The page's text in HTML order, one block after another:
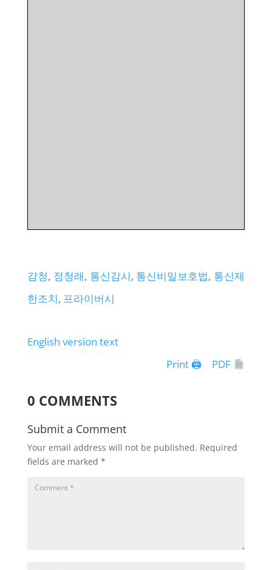
감청, 정청래, 통신감시, 통신비밀보호법, 통신제
한조치, 프라이버시
English version text
Print 🖨
PDF
0 COMMENTS
Submit a Comment
Your email address will not be published. Required
fields are marked *